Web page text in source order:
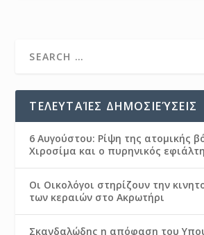
ΤΕΛΕΥΤΑΊΕΣ ΔΗΜΟΣΙΕΎΣΕΙΣ
6 Αυγούστου: Ρίψη της ατομικής
Χιροσίμα και ο πυρηνικός
Οι Οικολόγοι στηρίζουν την
των κεραιών στο Ακρωτήρι
Σκανδαλώδης η απόφαση του